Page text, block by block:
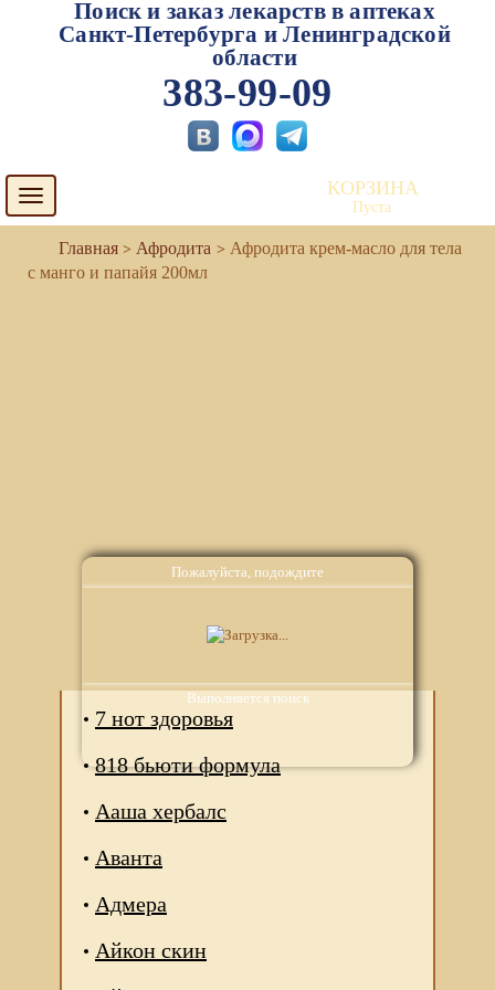
Пожалуйста, подождите
Выполняется поиск
Поиск и заказ лекарств в аптеках
Санкт-Петербурга и Ленинградской
области
383-99-09
Toggle
navigation
КОРЗИНА
Пуста
Афродита
Афродита крем-масло для тела
с манго и папайя 200мл
7 нот здоровья
818 бьюти формула
Ааша хербалс
Аванта
Адмера
Айкон скин